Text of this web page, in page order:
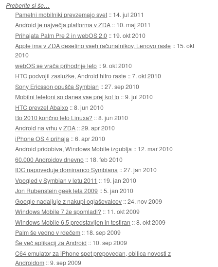
Preberite si še…
Pametni mobilniki prevzemajo svet :: 14. jul 2011
Android je največja platforma v ZDA :: 10. maj 2011
Prihajata Palm Pre 2 in webOS 2.0 :: 19. okt 2010
Apple ima v ZDA desetino vseh računalnikov, Lenovo raste :: 15. okt
2010
webOS se vrača prihodnje leto ::9. okt 2010
HTC podvojil zaslužke, Android hitro raste ::7. okt 2010
Sony Ericsson opušča Symbian ::27. sep 2010
Mobilni telefoni so danes vse prej kot to ::9. jul 2010
HTC prevzel Abaixo ::8. jun 2010
Bo 2010 končno leto Linuxa? ::8. jun 2010
Android na vrhu v ZDA ::29. apr 2010
iPhone OS 4 prihaja ::6. apr 2010
Android pridobiva, Windows Mobile izgublja :: 12. mar 2010
60.000 Androidov dnevno :: 18. feb 2010
IDC napoveduje dominanco Symbiana ::27. jan 2010
Vpogled v Symbian v letu 2011 :: 19. jan 2010
Jon Rubenstein geek leta 2009 ::5. jan 2010
Google nadaljuje z nakupi oglaševalcev ::24. nov 2009
Windows Mobile 7 že spomladi? :: 11. okt 2009
Windows Mobile 6.5 predstavljen in testiran ::8. okt 2009
Palm še vedno v rdečem :: 18. sep 2009
Še več aplikacij za Android :: 10. sep 2009
C64 emulator za iPhone spet prepovedan, obilica novosti z
Androidom ::9. sep 2009